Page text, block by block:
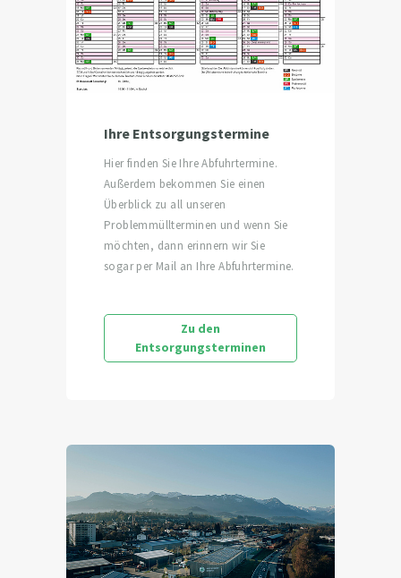
Ihre Entsorgungstermine
Hier finden Sie Ihre Abfuhrtermine.
Außerdem bekommen Sie einen
Überblick zu all unseren
Problemmüllterminen und wenn Sie
möchten, dann erinnern wir Sie
sogar per Mail an Ihre Abfuhrtermine.
Zu den
Entsorgungsterminen